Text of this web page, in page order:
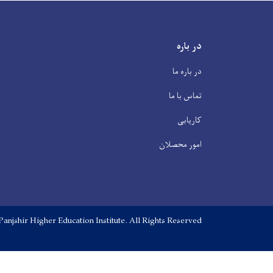
در باره
در باره ما
تماس با ما
کاریابی
امور محصلان
Higher Education Institute. All Rights Reserved